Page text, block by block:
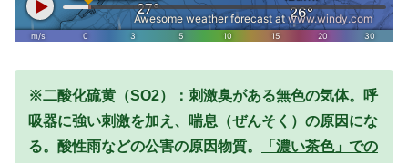
※二酸化硫黄（SO2）：刺激臭がある無色の気体。呼
吸器に強い刺激を加え、喘息（ぜんそく）の原因にな
る。酸性雨などの公害の原因物質。
「濃い茶色」での